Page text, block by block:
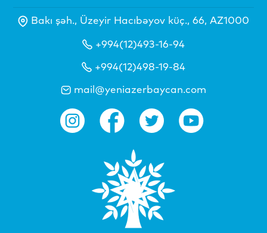
Bakı şəh., Üzeyir Hacıbəyov küç., 66, AZ1000
+994(12)493-16-94
+994(12)498-19-84
mail@yeniazerbaycan.com